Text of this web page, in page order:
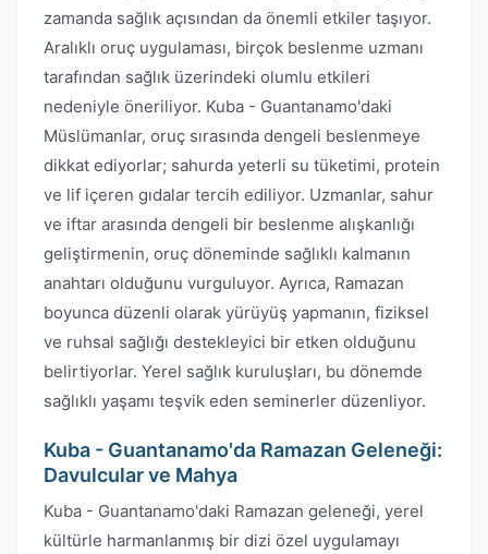
zamanda sağlık açısından da önemli etkiler taşıyor.
Aralıklı oruç uygulaması, birçok beslenme uzmanı
tarafından sağlık üzerindeki olumlu etkileri
nedeniyle öneriliyor. Kuba - Guantanamo'daki
Müslümanlar, oruç sırasında dengeli beslenmeye
dikkat ediyorlar; sahurda yeterli su tüketimi, protein
ve lif içeren gıdalar tercih ediliyor. Uzmanlar, sahur
ve iftar arasında dengeli bir beslenme alışkanlığı
geliştirmenin, oruç döneminde sağlıklı kalmanın
anahtarı olduğunu vurguluyor. Ayrıca, Ramazan
boyunca düzenli olarak yürüyüş yapmanın, fiziksel
ve ruhsal sağlığı destekleyici bir etken olduğunu
belirtiyorlar. Yerel sağlık kuruluşları, bu dönemde
sağlıklı yaşamı teşvik eden seminerler düzenliyor.
Kuba - Guantanamo'da Ramazan Geleneği:
Davulcular ve Mahya
Kuba - Guantanamo'daki Ramazan geleneği, yerel
kültürle harmanlanmış bir dizi özel uygulamayı